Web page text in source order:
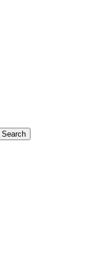
Search